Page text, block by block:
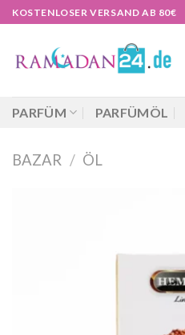
Zum
Inhalt
KOSTENLOSER VERSAND AB 80€
PARFÜM PARFÜMÖL
BAZAR / ÖL